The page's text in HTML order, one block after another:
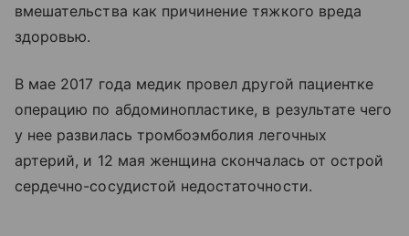
вмешательства как причинение тяжкого вреда
здоровью.
В мае 2017 года медик провел другой пациентке
операцию по абдоминопластике, в результате чего
у нее развилась тромбоэмболия легочных
артерий, и 12 мая женщина скончалась от острой
сердечно-сосудистой недостаточности.